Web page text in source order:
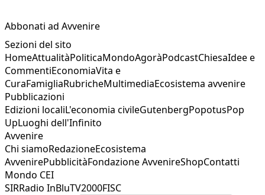
Abbonati ad Avvenire
Sezioni del sito
HomeAttualitàPoliticaMondoAgoràPodcastChiesaIdee e
CommentiEconomiaVita e
CuraFamigliaRubricheMultimediaEcosistema avvenire
Pubblicazioni
Edizioni localiL'economia civileGutenbergPopotusPop
UpLuoghi dell'Infinito
Avvenire
Chi siamoRedazioneEcosistema
AvvenirePubblicitàFondazione AvvenireShopContatti
Mondo CEI
SIRRadio InBluTV2000FISC